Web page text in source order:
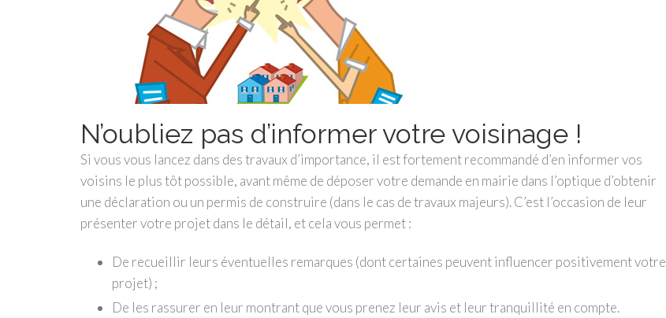
N’oubliez pas d’informer votre voisinage !
Si vous vous lancez dans des travaux d’importance, il est fortement recommandé d’en informer vos
voisins le plus tôt possible, avant même de déposer votre demande en mairie dans l’optique d’obtenir
une déclaration ou un permis de construire (dans le cas de travaux majeurs). C’est l’occasion de leur
présenter votre projet dans le détail, et cela vous permet :
De recueillir leurs éventuelles remarques (dont certaines peuvent influencer positivement votre
projet) ;
De les rassurer en leur montrant que vous prenez leur avis et leur tranquillité en compte.